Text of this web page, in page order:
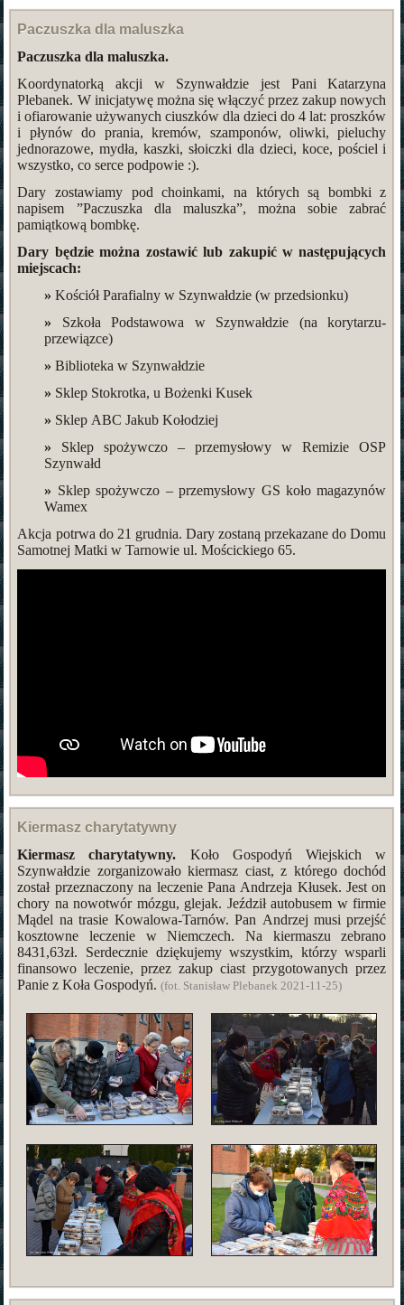
Paczuszka dla maluszka
Paczuszka dla maluszka.
Koordynatorką akcji w Szynwałdzie jest Pani Katarzyna
Plebanek. W inicjatywę można się włączyć przez zakup nowych
i ofiarowanie używanych ciuszków dla dzieci do 4 lat: proszków
i płynów do prania, kremów, szamponów, oliwki, pieluchy
jednorazowe, mydła, kaszki, słoiczki dla dzieci, koce, pościel i
wszystko, co serce podpowie :).
Dary zostawiamy pod choinkami, na których są bombki z
napisem ”Paczuszka dla maluszka”, można sobie zabrać
pamiątkową bombkę.
Dary będzie można zostawić lub zakupić w następujących
miejscach:
» Kościół Parafialny w Szynwałdzie (w przedsionku)
» Szkoła Podstawowa w Szynwałdzie (na korytarzu-
przewiązce)
» Biblioteka w Szynwałdzie
» Sklep Stokrotka, u Bożenki Kusek
» Sklep ABC Jakub Kołodziej
» Sklep spożywczo – przemysłowy w Remizie OSP
Szynwałd
» Sklep spożywczo – przemysłowy GS koło magazynów
Wamex
Akcja potrwa do 21 grudnia. Dary zostaną przekazane do Domu
Samotnej Matki w Tarnowie ul. Mościckiego 65.
Kiermasz charytatywny
Kiermasz charytatywny. Koło Gospodyń Wiejskich w
Szynwałdzie zorganizowało kiermasz ciast, z którego dochód
został przeznaczony na leczenie Pana Andrzeja Kłusek. Jest on
chory na nowotwór mózgu, glejak. Jeździł autobusem w firmie
Mądel na trasie Kowalowa-Tarnów. Pan Andrzej musi przejść
kosztowne leczenie w Niemczech. Na kiermaszu zebrano
8431,63zł. Serdecznie dziękujemy wszystkim, którzy wsparli
finansowo leczenie, przez zakup ciast przygotowanych przez
Panie z Koła Gospodyń.(fot. Stanisław Plebanek 2021-11-25)